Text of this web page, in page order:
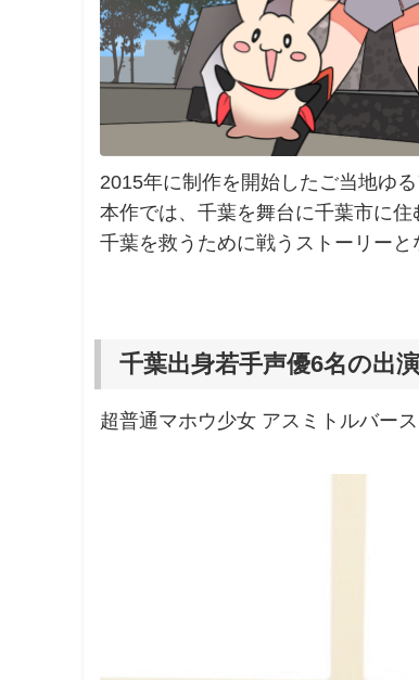
2015年に制作を開始したご当地ゆ
本作では、千葉を舞台に千葉市に
千葉を救うために戦うストーリーと
千葉出身若手声優6名の出
超普通マホウ少女 アスミトルバー